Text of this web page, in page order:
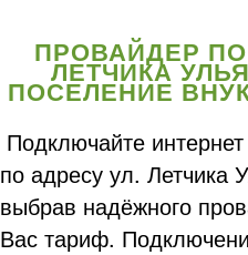
ПРОВАЙДЕР
ЛЕТЧИКА
ПОСЕЛЕНИЕ
Подключайте
по адресу ул. Летчика
выбрав надёжного
Вас тариф.